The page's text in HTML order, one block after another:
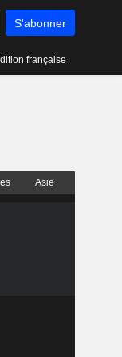
S'abonner
française
Asie